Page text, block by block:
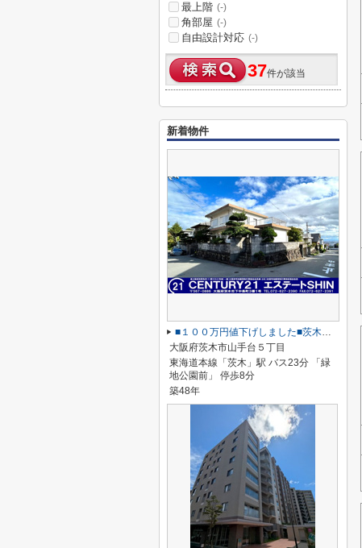
最上階 (-)
角部屋 (-)
自由設計対応 (-)
37件が該当
新着物件
■１００万円値下げしました■茨木市山手台五丁目
大阪府茨木市山手台５丁目
東海道本線「茨木」駅 バス23分 「緑
地公園前」 停歩8分
築48年